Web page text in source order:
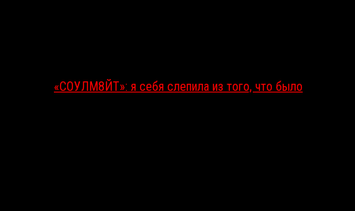
«СОУЛМ8ЙТ»: я себя слепила из того, что было